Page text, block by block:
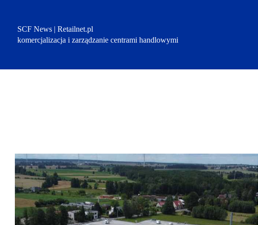
SCF News | Retailnet.pl
komercjalizacja i zarządzanie centrami handlowymi